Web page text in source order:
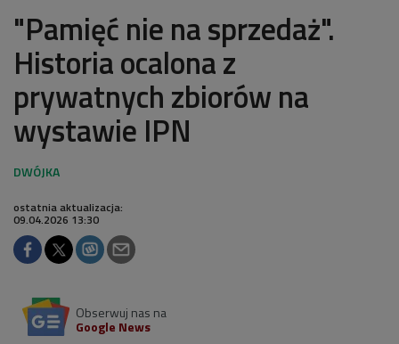
"Pamięć nie na sprzedaż".
Historia ocalona z
prywatnych zbiorów na
wystawie IPN
ostatnia aktualizacja:
09.04.2026 13:30
Obserwuj nas na
Google News